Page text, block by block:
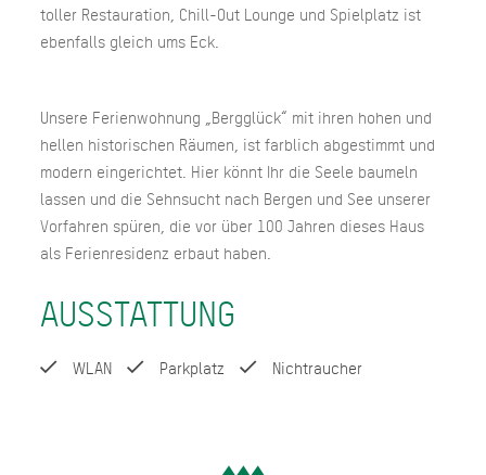
toller Restauration, Chill-Out Lounge und Spielplatz ist
ebenfalls gleich ums Eck.
Unsere Ferienwohnung „Bergglück“ mit ihren hohen und
hellen historischen Räumen, ist farblich abgestimmt und
modern eingerichtet. Hier könnt Ihr die Seele baumeln
lassen und die Sehnsucht nach Bergen und See unserer
Vorfahren spüren, die vor über 100 Jahren dieses Haus
als Ferienresidenz erbaut haben.
AUSSTATTUNG
WLAN Parkplatz Nichtraucher